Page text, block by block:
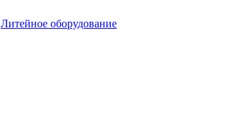
Литейное оборудование